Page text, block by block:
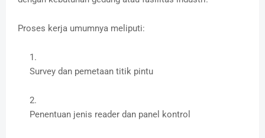
Proses kerja umumnya meliputi:
Survey dan pemetaan titik pintu
Penentuan jenis reader dan panel kontrol